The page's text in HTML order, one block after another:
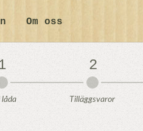
Om oss
låda
2
Tilläggsvaror